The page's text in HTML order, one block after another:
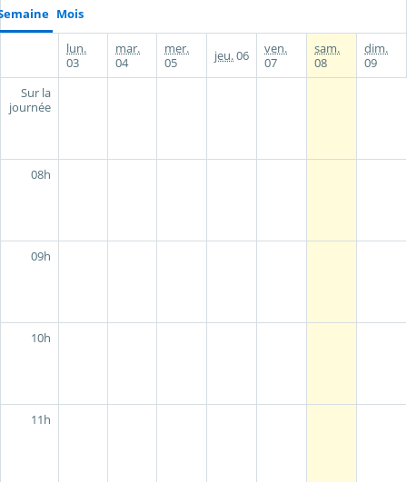
Mois
lun.
03
mar.
04
mer.
05
jeu.06
ven.
07
sam.
08
dim.
09
Sur la
journée
08h
09h
10h
11h